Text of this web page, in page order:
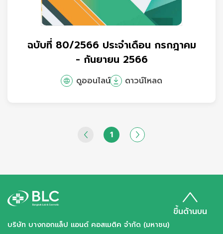
ฉบับที่ 80/2566 ประจำเดือน กรกฎาคม
- กันยายน 2566
ดูออนไลน์ ดาวน์โหลด
1
บริษัท บางกอกแล็ป แอนด์ คอสเมติค จำกัด (มหาชน)
ขึ้นด้านบน